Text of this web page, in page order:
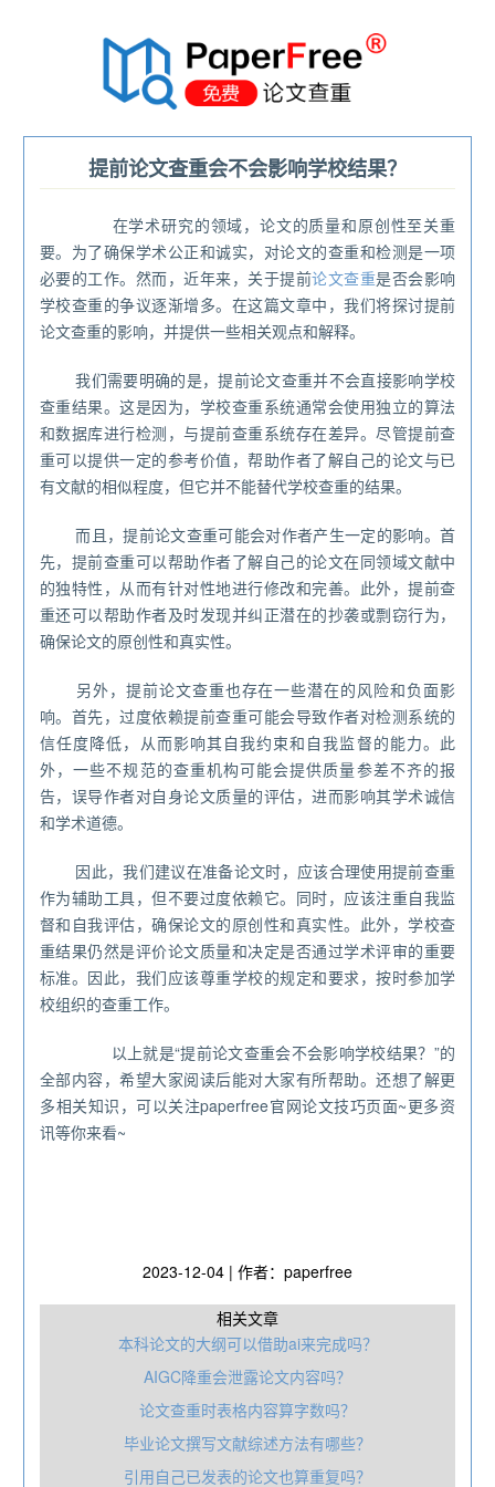
提前论文查重会不会影响学校结果？
在学术研究的领域，论文的质量和原创性至关重
要。为了确保学术公正和诚实，对论文的查重和检测是一项
必要的工作。然而，近年来，关于提前论文查重是否会影响
学校查重的争议逐渐增多。在这篇文章中，我们将探讨提前
论文查重的影响，并提供一些相关观点和解释。
我们需要明确的是，提前论文查重并不会直接影响学校
查重结果。这是因为，学校查重系统通常会使用独立的算法
和数据库进行检测，与提前查重系统存在差异。尽管提前查
重可以提供一定的参考价值，帮助作者了解自己的论文与已
有文献的相似程度，但它并不能替代学校查重的结果。
而且，提前论文查重可能会对作者产生一定的影响。首
先，提前查重可以帮助作者了解自己的论文在同领域文献中
的独特性，从而有针对性地进行修改和完善。此外，提前查
重还可以帮助作者及时发现并纠正潜在的抄袭或剽窃行为，
确保论文的原创性和真实性。
另外，提前论文查重也存在一些潜在的风险和负面影
响。首先，过度依赖提前查重可能会导致作者对检测系统的
信任度降低，从而影响其自我约束和自我监督的能力。此
外，一些不规范的查重机构可能会提供质量参差不齐的报
告，误导作者对自身论文质量的评估，进而影响其学术诚信
和学术道德。
因此，我们建议在准备论文时，应该合理使用提前查重
作为辅助工具，但不要过度依赖它。同时，应该注重自我监
督和自我评估，确保论文的原创性和真实性。此外，学校查
重结果仍然是评价论文质量和决定是否通过学术评审的重要
标准。因此，我们应该尊重学校的规定和要求，按时参加学
校组织的查重工作。
以上就是“提前论文查重会不会影响学校结果？”的
全部内容，希望大家阅读后能对大家有所帮助。还想了解更
多相关知识，可以关注paperfree官网论文技巧页面~更多资
讯等你来看~
2023-12-04 | 作者：paperfree
相关文章
本科论文的大纲可以借助ai来完成吗？
AIGC降重会泄露论文内容吗？
论文查重时表格内容算字数吗？
毕业论文撰写文献综述方法有哪些？
引用自己已发表的论文也算重复吗？